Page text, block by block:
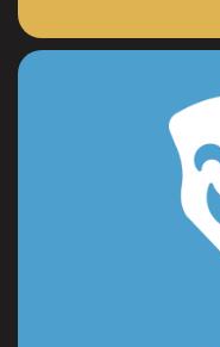
Promovemos
música, la literatura